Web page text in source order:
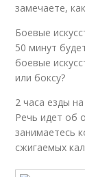
замечаете,
Боевые
50 минут
боевые
или боксу?
2 часа езды
Речь идет об
занимаетесь
сжигаемых